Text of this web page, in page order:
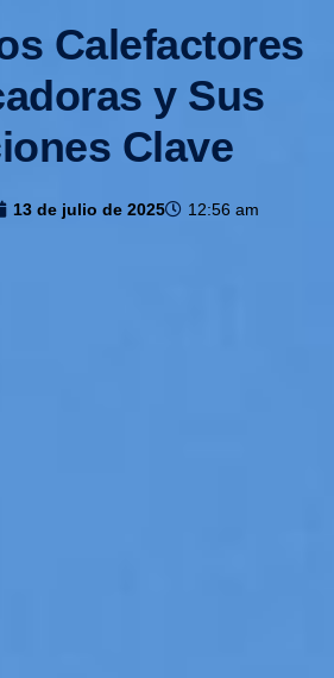
Calefactores
y Sus
Clave
13 de julio de 2025 12:56 am